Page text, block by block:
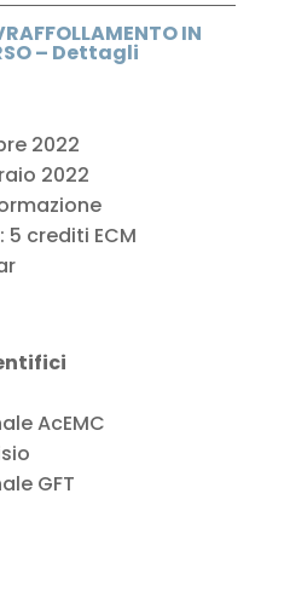
IN
– Dettagli
2022
2022
: 5 crediti ECM
AcEMC
GFT